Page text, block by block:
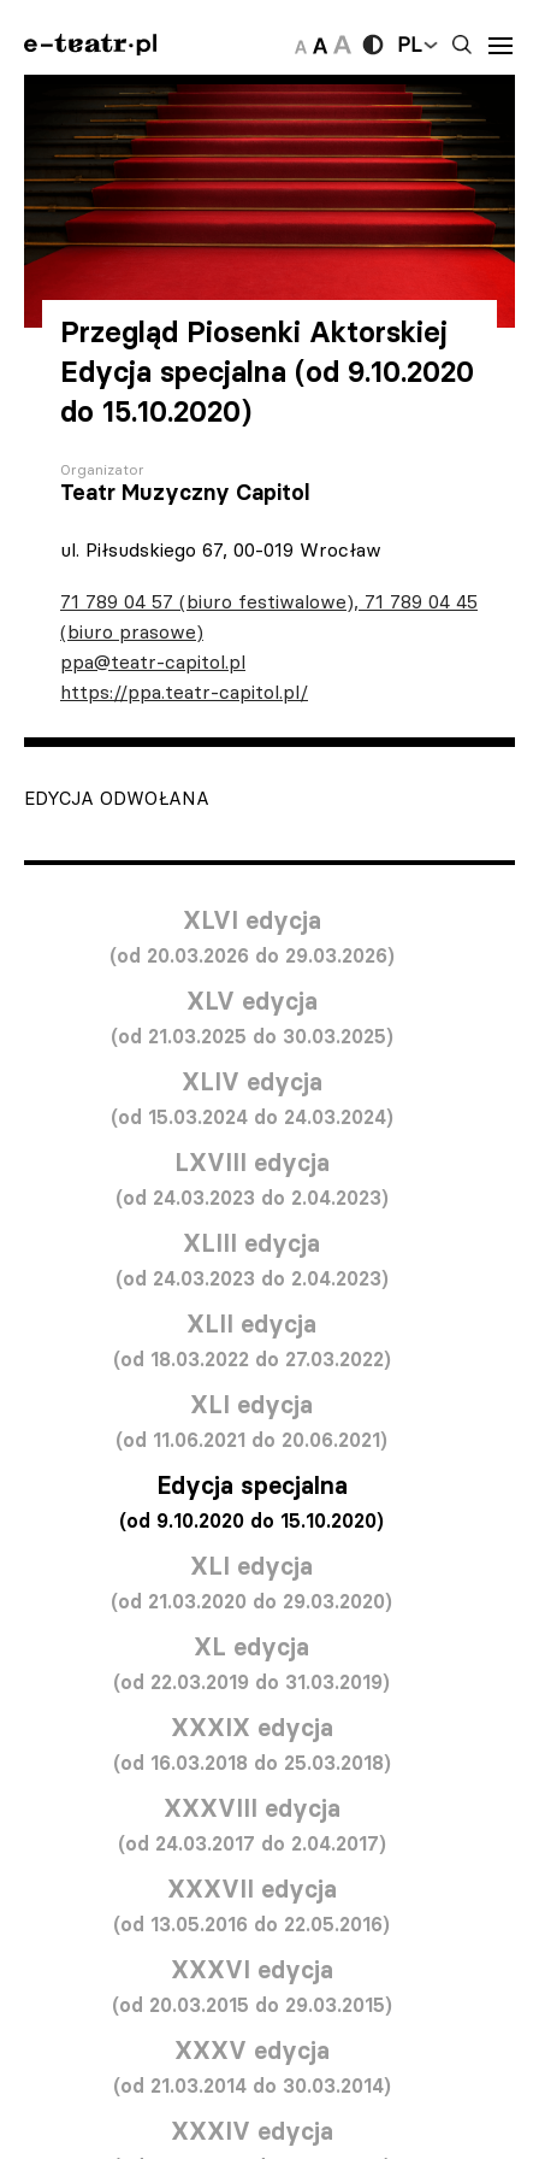
PL
Przegląd Piosenki Aktorskiej
Edycja specjalna (od 9.10.2020
do 15.10.2020)
Organizator
Teatr Muzyczny Capitol
ul. Piłsudskiego 67, 00-019 Wrocław
71 789 04 57 (biuro festiwalowe), 71 789 04 45
(biuro prasowe)
ppa@teatr-capitol.pl
https://ppa.teatr-capitol.pl/
EDYCJA ODWOŁANA
XLVI edycja
(od 20.03.2026 do 29.03.2026)
XLV edycja
(od 21.03.2025 do 30.03.2025)
XLIV edycja
(od 15.03.2024 do 24.03.2024)
LXVIII edycja
(od 24.03.2023 do 2.04.2023)
XLIII edycja
(od 24.03.2023 do 2.04.2023)
XLII edycja
(od 18.03.2022 do 27.03.2022)
XLI edycja
(od 11.06.2021 do 20.06.2021)
Edycja specjalna
(od 9.10.2020 do 15.10.2020)
XLI edycja
(od 21.03.2020 do 29.03.2020)
XL edycja
(od 22.03.2019 do 31.03.2019)
XXXIX edycja
(od 16.03.2018 do 25.03.2018)
XXXVIII edycja
(od 24.03.2017 do 2.04.2017)
XXXVII edycja
(od 13.05.2016 do 22.05.2016)
XXXVI edycja
(od 20.03.2015 do 29.03.2015)
XXXV edycja
(od 21.03.2014 do 30.03.2014)
XXXIV edycja